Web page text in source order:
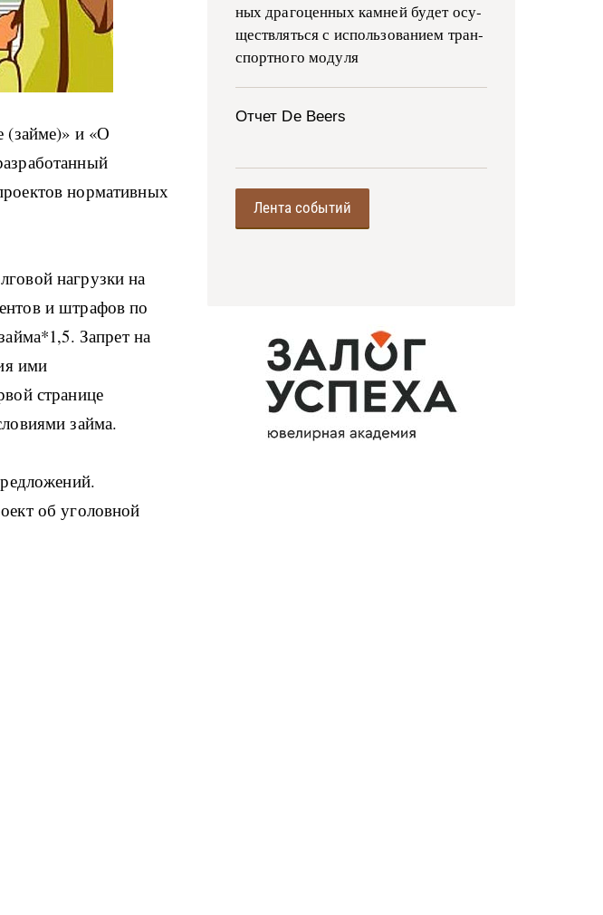
(займе)» и «О
нормативных
нагрузки на
и штрафов по
Запрет на
ими
странице
займа.
об уголовной
ных дра­го­цен­ных ка­м­ней бу­дет осу­
ще­ств­лять­ся с ис­поль­зо­ва­ни­ем тран­
с­пор­т­но­го мо­ду­ля
Отчет De Beers
Лента событий